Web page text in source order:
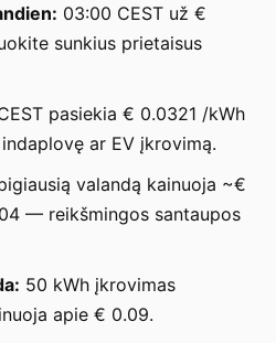
03:00 CEST už €
sunkius prietaisus
pasiekia € 0.0321 /kWh
ar EV įkrovimą.
valandą kainuoja ~€
— reikšmingos santaupos
50 kWh įkrovimas
apie € 0.09.